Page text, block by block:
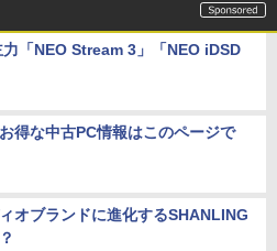
「NEO Stream 3」「NEO iDSD
得な中古PC情報はこのページで
オブランドに進化するSHANLING